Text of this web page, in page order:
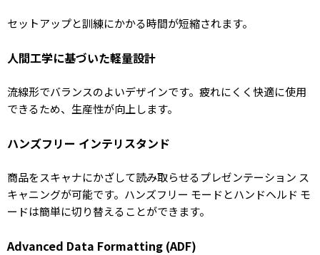
セットアップと訓練にかかる時間が短縮されます。
人間工学に基づいた軽量設計
流線形でバランスのよいデザインです。疲れにくく快適に使用
できるため、生産性が向上します。
ハンズフリー インテリスタンド
商品をスキャナにかざして読み取らせるプレゼンテーション ス
キャニングが可能です。ハンズフリー モードとハンドヘルド モ
ードは簡単に切り替えることができます。
Advanced Data Formatting (ADF)